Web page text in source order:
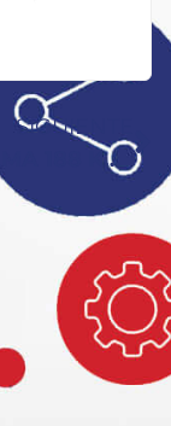
SIGUIENTE
PROGRAMA 188 KEY TO ENGLISH: Viajes, Viajes y Viajes